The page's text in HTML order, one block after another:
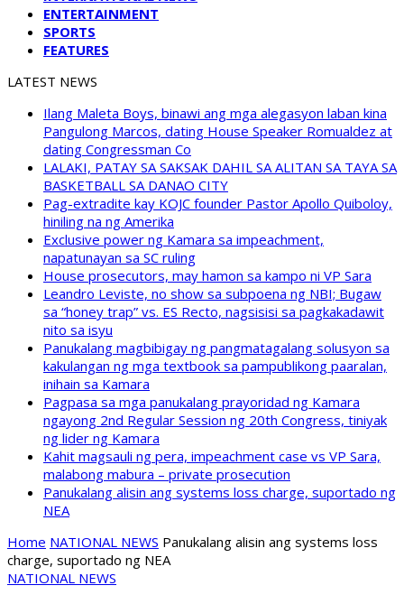
ENTERTAINMENT
SPORTS
FEATURES
LATEST NEWS
Ilang Maleta Boys, binawi ang mga alegasyon laban kina
Pangulong Marcos, dating House Speaker Romualdez at
dating Congressman Co
LALAKI, PATAY SA SAKSAK DAHIL SA ALITAN SA TAYA SA
BASKETBALL SA DANAO CITY
Pag-extradite kay KOJC founder Pastor Apollo Quiboloy,
hiniling na ng Amerika
Exclusive power ng Kamara sa impeachment,
napatunayan sa SC ruling
House prosecutors, may hamon sa kampo ni VP Sara
Leandro Leviste, no show sa subpoena ng NBI; Bugaw
sa “honey trap” vs. ES Recto, nagsisisi sa pagkakadawit
nito sa isyu
Panukalang magbibigay ng pangmatagalang solusyon sa
kakulangan ng mga textbook sa pampublikong paaralan,
inihain sa Kamara
Pagpasa sa mga panukalang prayoridad ng Kamara
ngayong 2nd Regular Session ng 20th Congress, tiniyak
ng lider ng Kamara
Kahit magsauli ng pera, impeachment case vs VP Sara,
malabong mabura – private prosecution
Panukalang alisin ang systems loss charge, suportado ng
NEA
Home NATIONAL NEWS Panukalang alisin ang systems loss
charge, suportado ng NEA
NATIONAL NEWS